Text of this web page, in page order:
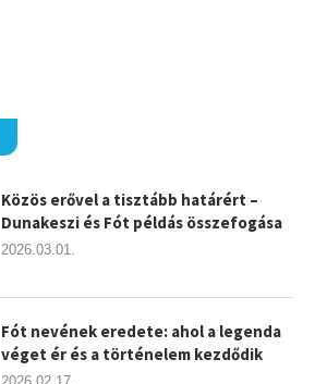
Közös erővel a tisztább határért –
Dunakeszi és Fót példás összefogása
2026.03.01.
Fót nevének eredete: ahol a legenda
véget ér és a történelem kezdődik